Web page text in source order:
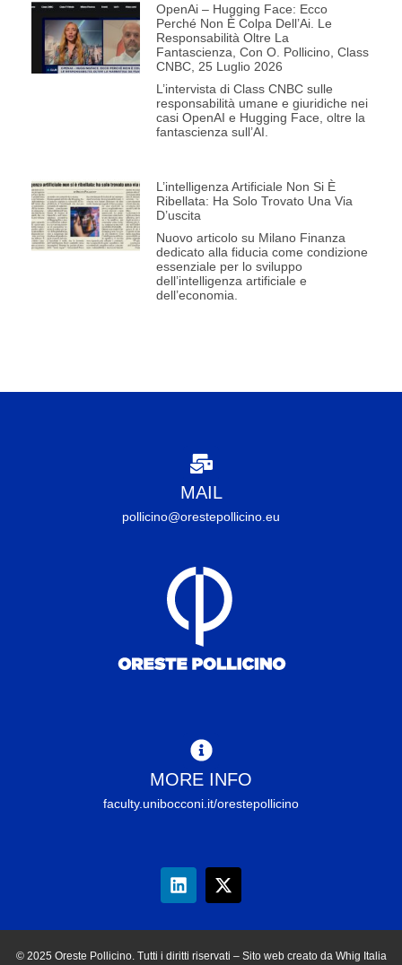
OpenAi – Hugging Face: Ecco
Perché Non È Colpa Dell’Ai. Le
Responsabilità Oltre La
Fantascienza, Con O. Pollicino, Class
CNBC, 25 Luglio 2026
L’intervista di Class CNBC sulle
responsabilità umane e giuridiche nei
casi OpenAI e Hugging Face, oltre la
fantascienza sull’AI.
L’intelligenza Artificiale Non Si È
Ribellata: Ha Solo Trovato Una Via
D’uscita
Nuovo articolo su Milano Finanza
dedicato alla fiducia come condizione
essenziale per lo sviluppo
dell’intelligenza artificiale e
dell’economia.
MAIL
pollicino@orestepollicino.eu
MORE INFO
faculty.unibocconi.it/orestepollicino
© 2025 Oreste Pollicino. Tutti i diritti riservati – Sito web creato da Whig Italia